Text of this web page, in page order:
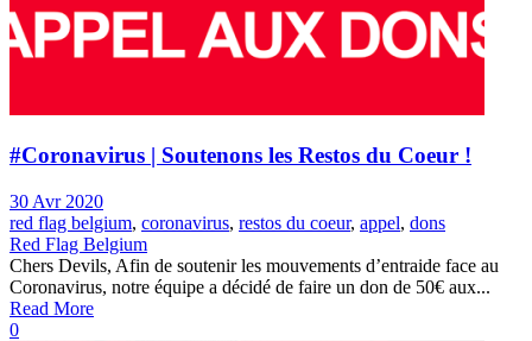
#Coronavirus | Soutenons les Restos du Coeur !
30 Avr 2020
red flag belgium, coronavirus, restos du coeur, appel, dons
Red Flag Belgium
Chers Devils, Afin de soutenir les mouvements d’entraide face au
Coronavirus, notre équipe a décidé de faire un don de 50€ aux...
Read More
0